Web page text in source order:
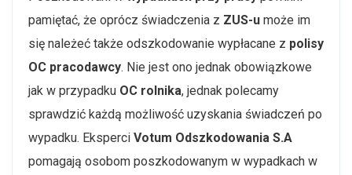
pamiętać, że oprócz świadczenia z ZUS-u może im
się należeć także odszkodowanie wypłacane z polisy
OC pracodawcy. Nie jest ono jednak obowiązkowe
jak w przypadku OC rolnika, jednak polecamy
sprawdzić każdą możliwość uzyskania świadczeń po
wypadku. Eksperci Votum Odszkodowania S.A
pomagają osobom poszkodowanym w wypadkach w